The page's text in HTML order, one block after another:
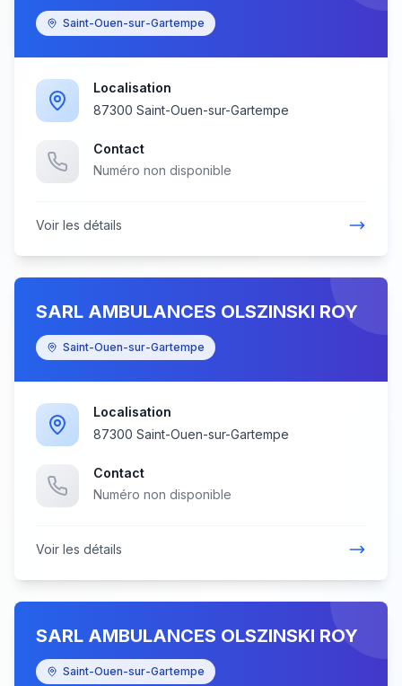
Saint-Ouen-sur-Gartempe
Localisation
87300 Saint-Ouen-sur-Gartempe
Contact
Numéro non disponible
Voir les détails
SARL AMBULANCES OLSZINSKI ROY
Saint-Ouen-sur-Gartempe
Localisation
87300 Saint-Ouen-sur-Gartempe
Contact
Numéro non disponible
Voir les détails
SARL AMBULANCES OLSZINSKI ROY
Saint-Ouen-sur-Gartempe